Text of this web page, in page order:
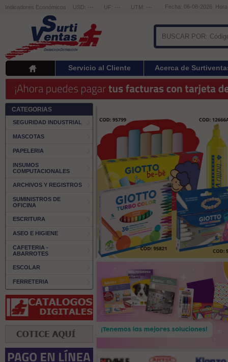
Indicadores Económicos USD: --- UF: --- UTM: --- Fecha: 06-08-2026
Servicio al Cliente Acerca de
CATEGORIAS
SEGURIDAD INDUSTRIAL
MASCOTAS
PAPELERIA
INSUMOS
COMPUTACIONALES
ARCHIVOS Y REGISTROS
SUMINISTROS DE
OFICINA
ESCRITURA
ASEO E HIGIENE
CAFETERIA -
ABARROTES
ESCOLAR
FERRETERIA